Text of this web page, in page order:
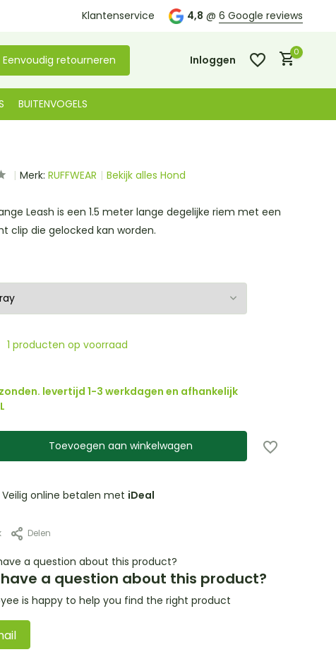
Kom langs in onzewinkel in De Lier
Klantenservice 4,8 @ 6 Google reviews
Eenvoudig retourneren Inloggen
0
BUITENVOGELS
Merk: RUFFWEAR Bekijk alles Hond
Leash is een 1.5 meter lange degelijke riem met een
clip die gelocked kan worden.
1 producten op voorraad
levertijd 1-3 werkdagen en afhankelijk
Toevoegen aan winkelwagen
Veilig online betalen met iDeal
Delen
have a question about this product?
is happy to help you find the right product